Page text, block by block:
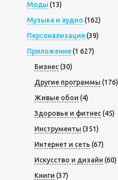
Моды (13)
Музыка и аудио (162)
Персонализация (39)
Приложение(1 627)
Бизнес(30)
Другие программы (176)
Живые обои (4)
Здоровье и фитнес(45)
Инструменты (351)
Интернет и сеть (67)
Искусство и дизайн (60)
Книги (37)